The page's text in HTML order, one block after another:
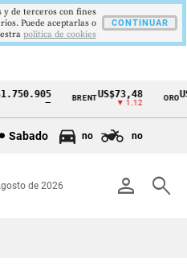
BRENTUS$73,48
▼ 1.12
ORO
Sabado no no
person search
de 2026
y de terceros con fines
Puede aceptarlas o
politica de cookies
CONTINUAR